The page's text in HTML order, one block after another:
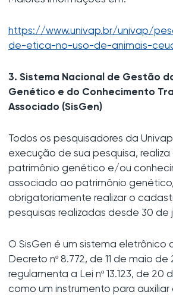
https://www.univap.br/univap/
de-etica-no-uso-de-animais-
3. Sistema Nacional de Gestão
Genético e do Conhecimento
Associado (SisGen)
Todos os pesquisadores da
execução de sua pesquisa, realiza
patrimônio genético e/ou
associado ao patrimônio
obrigatoriamente realizar o
pesquisas realizadas desde 30 de
O SisGen é um sistema eletrônico
Decreto nº 8.772, de 11 de maio de
regulamenta a Lei nº 13.123, de 20
como um instrumento para auxiliar